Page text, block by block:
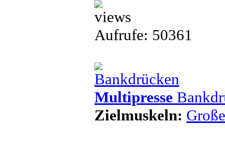
Aufrufe: 50361
Multipresse
Zielmuskeln: